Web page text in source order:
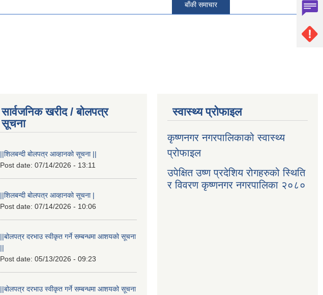
बाँकी समाचार
सार्वजनिक खरीद / बोलपत्र
सूचना
||शिलबन्दी बोलपत्र आव्हानको सूचना ||
Post date: 07/14/2026 - 13:11
||शिलबन्दी बोलपत्र आव्हानको सूचना |
Post date: 07/14/2026 - 10:06
||बोलपत्र दरभाउ स्वीकृत गर्ने सम्बन्धमा आशयको सूचना
||
Post date: 05/13/2026 - 09:23
||बोलपत्र दरभाउ स्वीकृत गर्ने सम्बन्धमा आशयको सूचना
स्वास्थ्य प्रोफाइल
कृष्णनगर नगरपालिकाको स्वास्थ्य
प्रोफाइल
उपेक्षित उष्ण प्रदेशिय रोगहरुको स्थिति
र विवरण कृष्णनगर नगरपालिका २०८०